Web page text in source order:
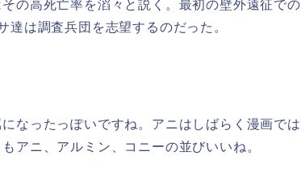
の高死亡率を滔々と説く。最初の壁外遠征での
は調査兵団を志望するのだった。
なったっぽいですね。アニはしばらく漫画では
アニ、アルミン、コニーの並びいいね。